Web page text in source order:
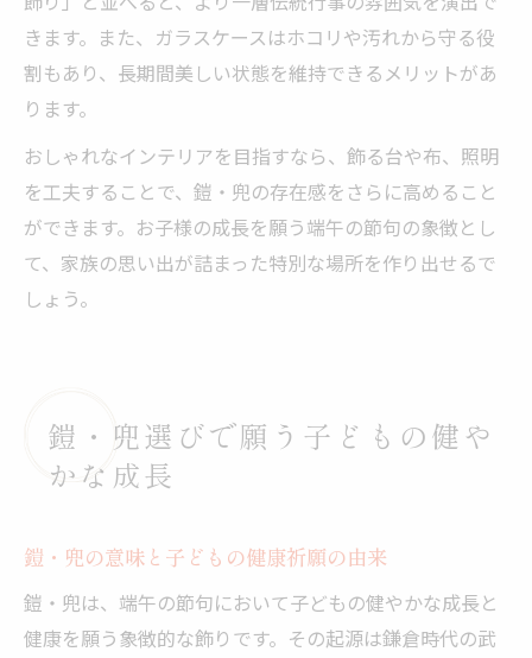
きます。また、ガラスケースはホコリや汚れから守る役
割もあり、長期間美しい状態を維持できるメリットがあ
ります。
おしゃれなインテリアを目指すなら、飾る台や布、照明
を工夫することで、鎧・兜の存在感をさらに高めること
ができます。お子様の成長を願う端午の節句の象徴とし
て、家族の思い出が詰まった特別な場所を作り出せるで
しょう。
鎧・兜選びで願う子どもの健や
かな成長
鎧・兜の意味と子どもの健康祈願の由来
鎧・兜は、端午の節句において子どもの健やかな成長と
健康を願う象徴的な飾りです。その起源は鎌倉時代の武